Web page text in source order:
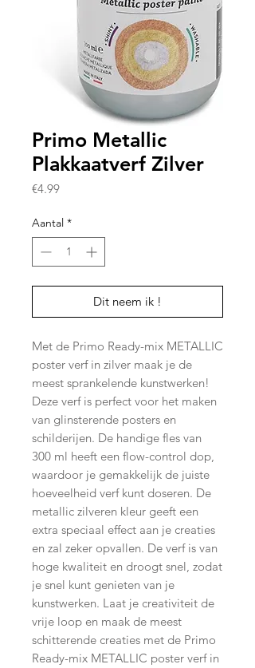
Primo Metallic
Plakkaatverf Zilver
€4.99Prijs
Aantal *
Dit neem ik !
Met de Primo Ready-mix METALLIC
poster verf in zilver maak je de
meest sprankelende kunstwerken!
Deze verf is perfect voor het maken
van glinsterende posters en
schilderijen. De handige fles van
300 ml heeft een flow-control dop,
waardoor je gemakkelijk de juiste
hoeveelheid verf kunt doseren. De
metallic zilveren kleur geeft een
extra speciaal effect aan je creaties
en zal zeker opvallen. De verf is van
hoge kwaliteit en droogt snel, zodat
je snel kunt genieten van je
kunstwerken. Laat je creativiteit de
vrije loop en maak de meest
schitterende creaties met de Primo
Ready-mix METALLIC poster verf in